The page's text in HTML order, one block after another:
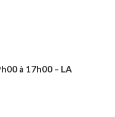
à 17h00 – LA